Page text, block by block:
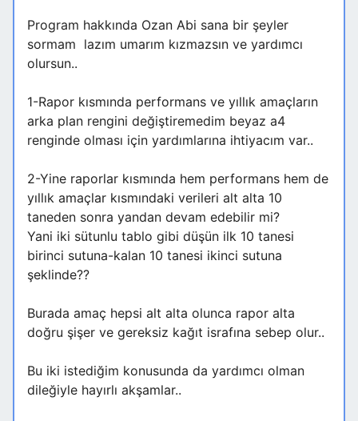
Program hakkında Ozan Abi sana bir şeyler
sormam lazım umarım kızmazsın ve yardımcı
olursun..
1-Rapor kısmında performans ve yıllık amaçların
arka plan rengini değiştiremedim beyaz a4
renginde olması için yardımlarına ihtiyacım var..
2-Yine raporlar kısmında hem performans hem de
yıllık amaçlar kısmındaki verileri alt alta 10
taneden sonra yandan devam edebilir mi?
Yani iki sütunlu tablo gibi düşün ilk 10 tanesi
birinci sutuna-kalan 10 tanesi ikinci sutuna
şeklinde??
Burada amaç hepsi alt alta olunca rapor alta
doğru şişer ve gereksiz kağıt israfına sebep olur..
Bu iki istediğim konusunda da yardımcı olman
dileğiyle hayırlı akşamlar..